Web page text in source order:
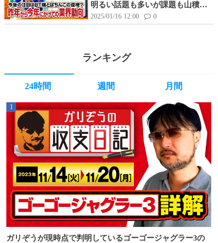
明るい話題も多いが課題も山積
み？
2025/01/16 12:00 0
ランキング
24時間 週間 月間
1
ガリぞうが現時点で判明しているゴーゴージャグラー3の